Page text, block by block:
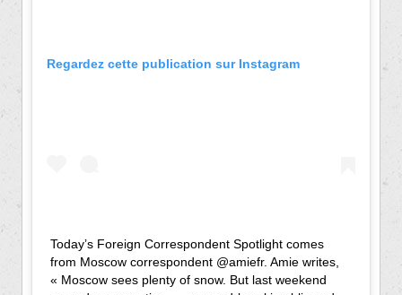
Regardez cette publication sur Instagram
Today’s Foreign Correspondent Spotlight comes
from Moscow correspondent @amiefr. Amie writes,
« Moscow sees plenty of snow. But last weekend